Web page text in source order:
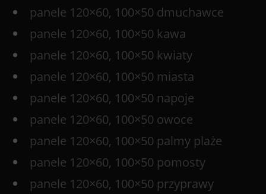
panele 120×60, 100×50 dmuchawce
panele 120×60, 100×50 kawa
panele 120×60, 100×50 kwiaty
panele 120×60, 100×50 miasta
panele 120×60, 100×50 napoje
panele 120×60, 100×50 owoce
panele 120×60, 100×50 palmy plaże
panele 120×60, 100×50 pomosty
panele 120×60, 100×50 przyprawy